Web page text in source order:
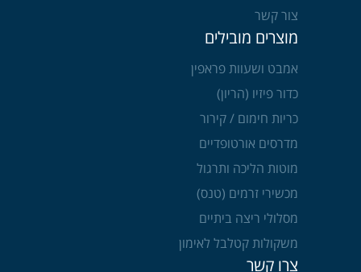
צור קשר
מוצרים מובילים
אמבט ושעוות פראפין
כדור פיזיו (הריון)
כריות חימום / קירור
מדרסים אורטופדיים
מוטות הליכה ותרגול
מכשירי זרמים (טנס)
מסלולי ריצה ביתיים
משקולות קטלבל לאימון
צרו קשר